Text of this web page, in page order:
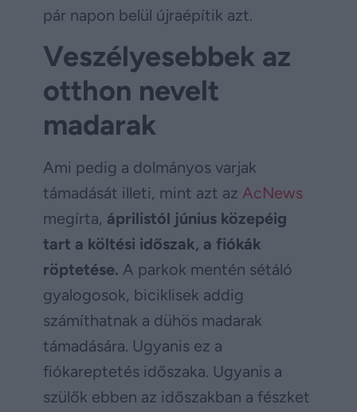
pár napon belül újraépítik azt.
Veszélyesebbek az
otthon nevelt
madarak
Ami pedig a dolmányos varjak
támadását illeti, mint azt az AcNews
megírta, áprilistól június közepéig
tart a költési időszak, a fiókák
röptetése. A parkok mentén sétáló
gyalogosok, biciklisek addig
számíthatnak a dühös madarak
támadására. Ugyanis ez a
fiókareptetés időszaka. Ugyanis a
szülők ebben az időszakban a fészket